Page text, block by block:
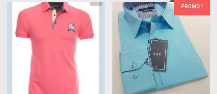
PROMO !